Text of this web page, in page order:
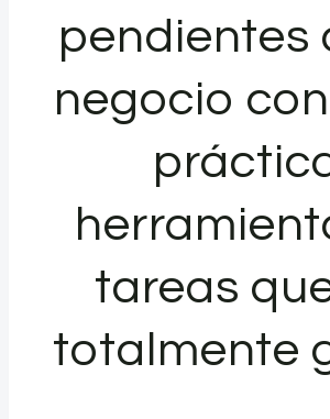
pendientes
negocio
tareas
totalmente